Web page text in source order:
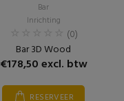
Bar
Inrichting
(0)
Bar 3D Wood
€178,50 excl. btw
RESERVEER